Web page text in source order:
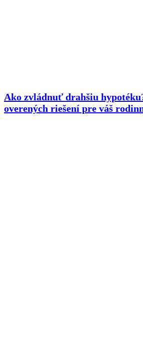
Ako zvládnuť drahšiu
overených riešení pre váš